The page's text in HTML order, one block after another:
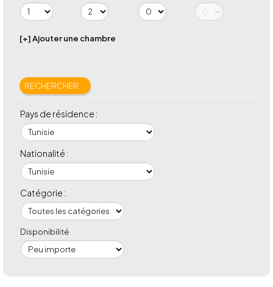
[+] Ajouter une chambre
Pays de résidence :
Nationalité :
Catégorie :
Disponibilité